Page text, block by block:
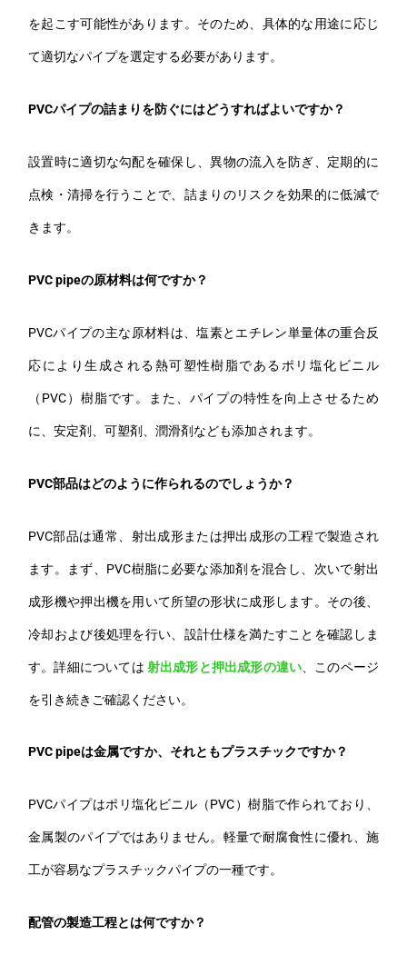
を起こす可能性があります。そのため、具体的な用途に応じ
て適切なパイプを選定する必要があります。
PVCパイプの詰まりを防ぐにはどうすればよいですか？
設置時に適切な勾配を確保し、異物の流入を防ぎ、定期的に
点検・清掃を行うことで、詰まりのリスクを効果的に低減で
きます。
PVC pipeの原材料は何ですか？
PVCパイプの主な原材料は、塩素とエチレン単量体の重合反
応により生成される熱可塑性樹脂であるポリ塩化ビニル
（PVC）樹脂です。また、パイプの特性を向上させるため
に、安定剤、可塑剤、潤滑剤なども添加されます。
PVC部品はどのように作られるのでしょうか？
PVC部品は通常、射出成形または押出成形の工程で製造され
ます。まず、PVC樹脂に必要な添加剤を混合し、次いで射出
成形機や押出機を用いて所望の形状に成形します。その後、
冷却および後処理を行い、設計仕様を満たすことを確認しま
す。詳細については 射出成形と押出成形の違い 、このページ
を引き続きご確認ください。
PVC pipeは金属ですか、それともプラスチックですか？
PVCパイプはポリ塩化ビニル（PVC）樹脂で作られており、
金属製のパイプではありません。軽量で耐腐食性に優れ、施
工が容易なプラスチックパイプの一種です。
配管の製造工程とは何ですか？